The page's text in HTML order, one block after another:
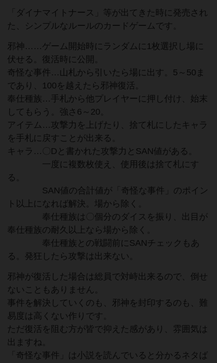
「ダイナマイトナース」等が出てきた時に発売され
た、シンプルなルールのカードゲームです。
邪神……ゲーム開始時にランダムに1枚選択し場に
伏せる。復活時に公開。
奇怪な事件…山札から引いたら場に出す。5～50ま
であり、100を越えたら邪神復活。
奉仕種族…手札から他プレイヤーに押し付け、始末
してもらう。強さ6～20。
アイテム…攻撃力を上げたり、捨て札にしたキャラ
を手札に戻すことが出来る。
キャラ…〇Dと書かれた攻撃力とSAN値がある。
一度に複数枚使え、使用後は捨て札にす
る。
SAN値の合計値が「奇怪な事件」のポイン
ト以上になれば解決。場から除く。
奉仕種族は〇個分のダイスを振り、出目が
奉仕種族の耐久以上なら場から除く。
奉仕種族との戦闘前にSANチェックもあ
る。発狂したら攻撃は出来ない。
邪神が復活した場合は総員で対峙出来るので、倒せ
ないこともありません。
事件を解決していくのも、邪神を封印するのも、難
易度は高くない作りです。
ただ復活を阻む方が皆で抑えた感があり、雰囲気は
出ますね。
「奇怪な事件」は小説を読んでいると分かるネタば